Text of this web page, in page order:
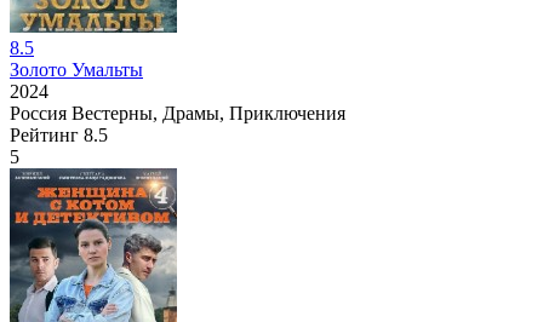
8.5
Золото Умальты
2024
Россия Вестерны, Драмы, Приключения
Рейтинг 8.5
5